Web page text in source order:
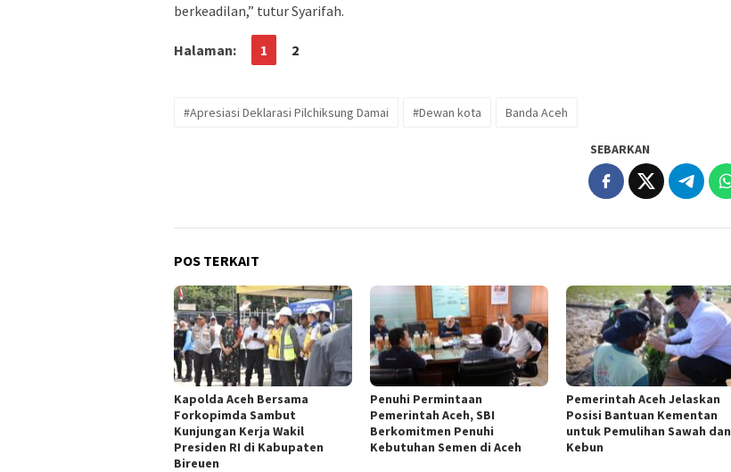
berkeadilan,” tutur Syarifah.
Halaman: 1 2
#Apresiasi Deklarasi Pilchiksung Damai #Dewan kota Banda Aceh
SEBARKAN
POS TERKAIT
Kapolda Aceh Bersama
Forkopimda Sambut
Kunjungan Kerja Wakil
Presiden RI di Kabupaten
Bireuen
Penuhi Permintaan
Pemerintah Aceh, SBI
Berkomitmen Penuhi
Kebutuhan Semen di Aceh
Pemerintah Aceh Jelaskan
Posisi Bantuan Kementan
untuk Pemulihan Sawah dan
Kebun